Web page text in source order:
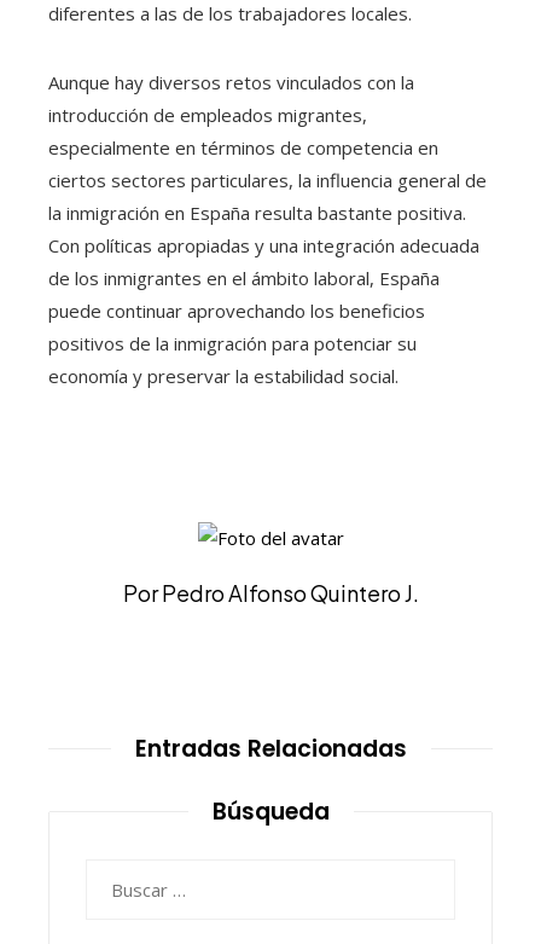
diferentes a las de los trabajadores locales.
Aunque hay diversos retos vinculados con la
introducción de empleados migrantes,
especialmente en términos de competencia en
ciertos sectores particulares, la influencia general de
la inmigración en España resulta bastante positiva.
Con políticas apropiadas y una integración adecuada
de los inmigrantes en el ámbito laboral, España
puede continuar aprovechando los beneficios
positivos de la inmigración para potenciar su
economía y preservar la estabilidad social.
Por Pedro Alfonso Quintero J.
Entradas Relacionadas
Búsqueda